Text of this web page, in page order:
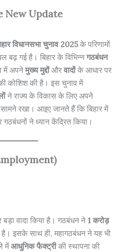
New Update
विधानसभा चुनाव 2025के परिणामों
बढ़ गई है। बिहार के विभिन्नगठबंधन
में अपनेमुख्य मुद्दोंऔर वादोंके आधार पर
कोशिश की है। इस चुनाव में
ने राज्य के विकास के लिए अपने
रखा। आइए जानते हैं कि बिहार में
ने ध्यान केंद्रित किया।
बड़ा वादा किया है। गठबंधन ने 1 करोड़
है। इसके साथ ही, महागठबंधन ने यह भी
मेंआधुनिक फैक्ट्रीकी स्थापना की